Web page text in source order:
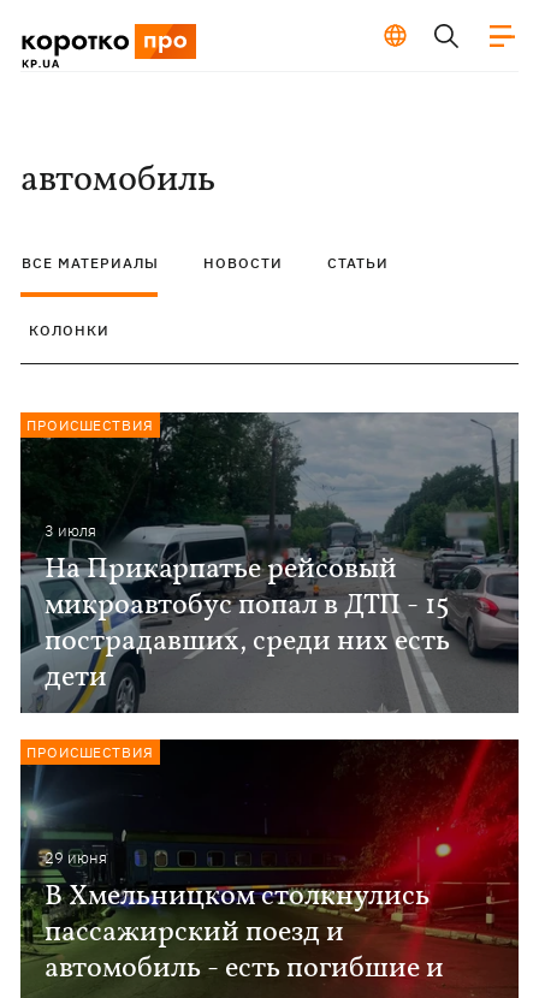
автомобиль
ВСЕ МАТЕРИАЛЫ НОВОСТИ СТАТЬИ
КОЛОНКИ
3 июля
На Прикарпатье рейсовый
микроавтобус попал в ДТП - 15
пострадавших, среди них есть
дети
ПРОИСШЕСТВИЯ
29 июня
В Хмельницком столкнулись
пассажирский поезд и
автомобиль - есть погибшие и
ПРОИСШЕСТВИЯ